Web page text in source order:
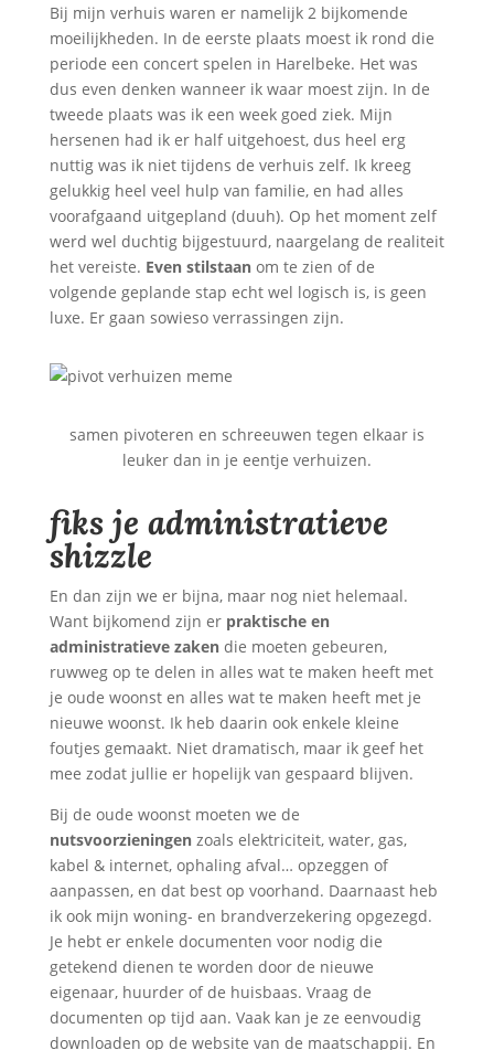
Bij mijn verhuis waren er namelijk 2 bijkomende
moeilijkheden. In de eerste plaats moest ik rond die
periode een concert spelen in Harelbeke. Het was
dus even denken wanneer ik waar moest zijn. In de
tweede plaats was ik een week goed ziek. Mijn
hersenen had ik er half uitgehoest, dus heel erg
nuttig was ik niet tijdens de verhuis zelf. Ik kreeg
gelukkig heel veel hulp van familie, en had alles
voorafgaand uitgepland (duuh). Op het moment zelf
werd wel duchtig bijgestuurd, naargelang de realiteit
het vereiste. Even stilstaanom te zien of de
volgende geplande stap echt wel logisch is, is geen
luxe. Er gaan sowieso verrassingen zijn.
samen pivoteren en schreeuwen tegen elkaar is
leuker dan in je eentje verhuizen.
fiks je administratieve
shizzle
En dan zijn we er bijna, maar nog niet helemaal.
Want bijkomend zijn er praktische en
administratieve zakendie moeten gebeuren,
ruwweg op te delen in alles wat te maken heeft met
je oude woonst en alles wat te maken heeft met je
nieuwe woonst. Ik heb daarin ook enkele kleine
foutjes gemaakt. Niet dramatisch, maar ik geef het
mee zodat jullie er hopelijk van gespaard blijven.
Bij de oude woonst moeten we de
nutsvoorzieningenzoals elektriciteit, water, gas,
kabel & internet, ophaling afval… opzeggen of
aanpassen, en dat best op voorhand. Daarnaast heb
ik ook mijn woning- en brandverzekering opgezegd.
Je hebt er enkele documenten voor nodig die
getekend dienen te worden door de nieuwe
eigenaar, huurder of de huisbaas. Vraag de
documenten op tijd aan. Vaak kan je ze eenvoudig
downloaden op de website van de maatschappij. En